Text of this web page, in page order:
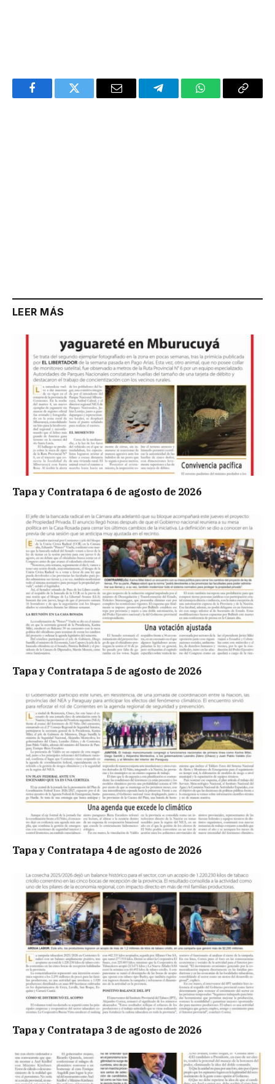
FacebookTwitter Email TelegramWhatsAppCopy
LEER MÁS
Tapa y Contratapa 6 de agosto de 2026
Tapa y Contratapa 5 de agosto de 2026
Tapa y Contratapa 4 de agosto de 2026
Tapa y Contratapa 3 de agosto de 2026